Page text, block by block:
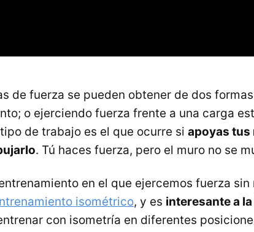
de fuerza se pueden obtener de dos
o ejerciendo fuerza frente a una carga
de trabajo es el que ocurre si apoyas tus
. Tú haces fuerza, pero el muro no se
en el que ejercemos fuerza
isométrico, y es interesante a
con isometría en diferentes